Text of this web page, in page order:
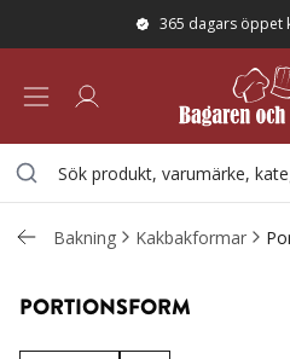
365 dagars öppet
Bakning Kakbakformar
PORTIONSFORM